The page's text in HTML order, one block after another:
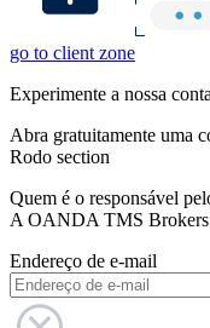
go to client zone
Experimente a nossa
Abra gratuitamente uma
Rodo section
Quem é o responsável
A OANDA TMS Brokers
Endereço de e-mail